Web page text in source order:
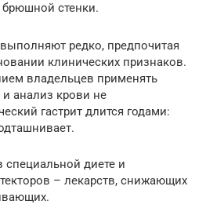
стенки.
редко, предпочитая
клинических признаков.
владельцев применять
анализ крови не
гастрит длится годами:
специальной диете и
– лекарств, снижающих